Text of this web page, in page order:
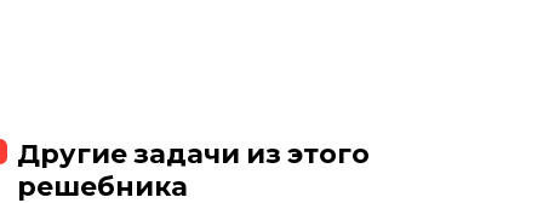
Другие задачи из этого
решебника